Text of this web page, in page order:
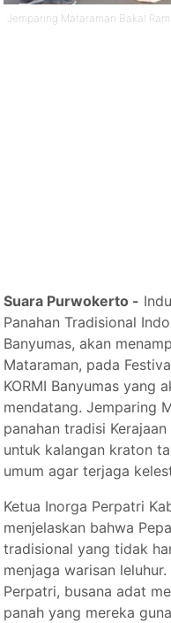
Jemparing Mataraman Bakal
Suara Purwokerto -
Panahan Tradisional
Banyumas, akan
Mataraman, pada
KORMI Banyumas yang
mendatang. Jemparing
panahan tradisi
untuk kalangan kraton
umum agar terjaga
Ketua Inorga Perpatri
menjelaskan bahwa
tradisional yang tidak
menjaga warisan
Perpatri, busana adat
panah yang mereka